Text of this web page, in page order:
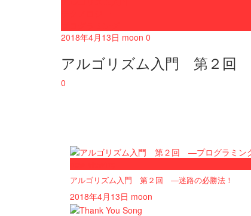
2018年4月13日 moon 0
アルゴリズム入門 第２回
0
アルゴリズム入門 第２回 ―迷路の必勝法！
2018年4月13日 moon